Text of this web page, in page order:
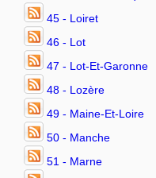
45 - Loiret
46 - Lot
47 - Lot-Et-Garonne
48 - Lozère
49 - Maine-Et-Loire
50 - Manche
51 - Marne